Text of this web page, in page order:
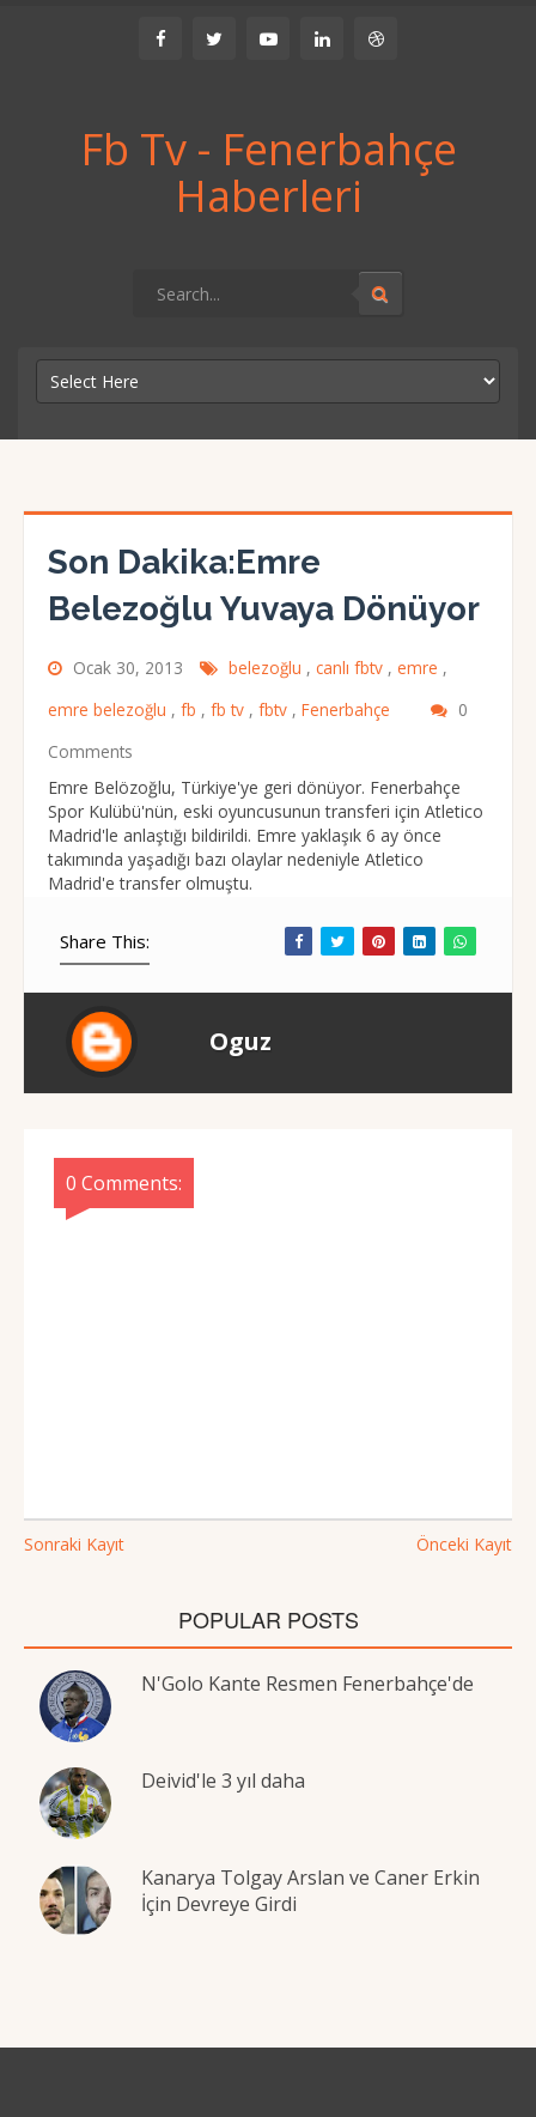
Fb Tv - Fenerbahçe
Haberleri
Son Dakika:Emre
Belezoğlu Yuvaya Dönüyor
Ocak 30, 2013 belezoğlu , canlı fbtv , emre ,
emre belezoğlu , fb , fb tv , fbtv , Fenerbahçe
0
Comments
Emre Belözoğlu, Türkiye'ye geri dönüyor. Fenerbahçe
Spor Kulübü'nün, eski oyuncusunun transferi için Atletico
Madrid'le anlaştığı bildirildi. Emre yaklaşık 6 ay önce
takımında yaşadığı bazı olaylar nedeniyle Atletico
Madrid'e transfer olmuştu.
Share This:
Oguz
0 Comments:
Sonraki Kayıt Önceki Kayıt
POPULAR POSTS
N'Golo Kante Resmen Fenerbahçe'de
Deivid'le 3 yıl daha
Kanarya Tolgay Arslan ve Caner Erkin
İçin Devreye Girdi